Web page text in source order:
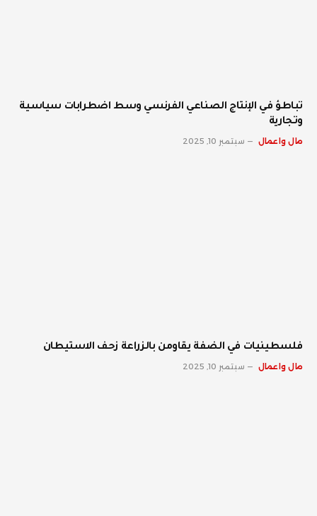
تباطؤ في الإنتاج الصناعي الفرنسي وسط اضطرابات سياسية
وتجارية
مال واعمال سبتمبر 10, 2025
فلسطينيات في الضفة يقاومن بالزراعة زحف الاستيطان
مال واعمال سبتمبر 10, 2025